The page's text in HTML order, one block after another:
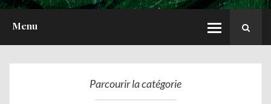
Menu
A PROPOS
Parcourir la catégorie